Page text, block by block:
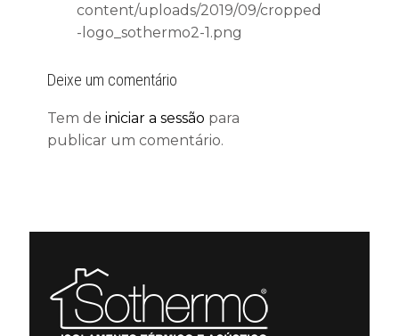
content/uploads/2019/09/cropped
-logo_sothermo2-1.png
Deixe um comentário
Tem de iniciar a sessão para
publicar um comentário.